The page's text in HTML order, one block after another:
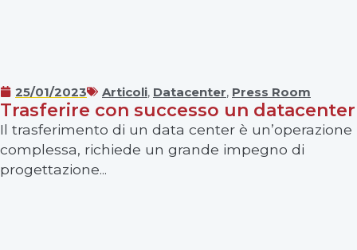
25/01/2023 Articoli, Datacenter, Press Room
Trasferire con successo un datacenter
Il trasferimento di un data center è un’operazione
complessa, richiede un grande impegno di
progettazione...